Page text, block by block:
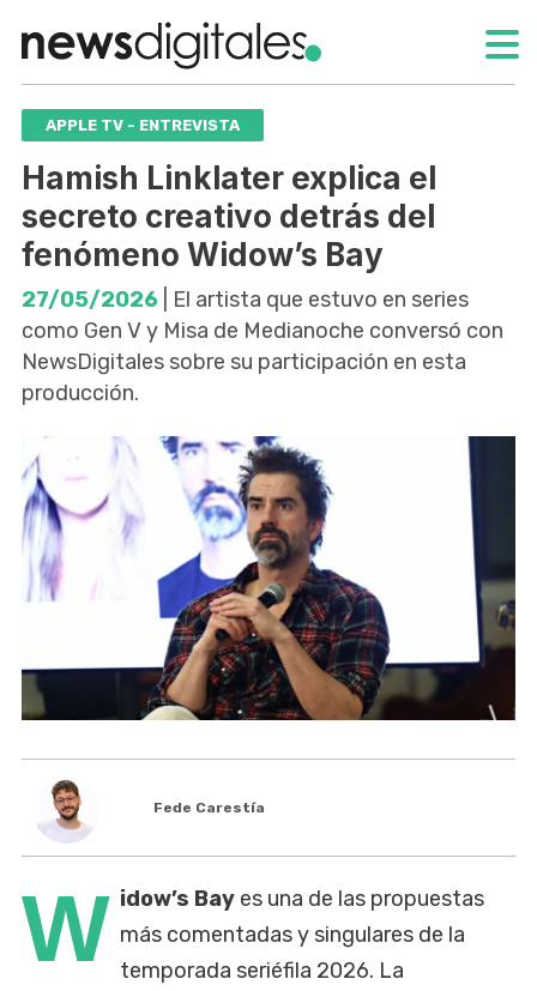
APPLE TV - ENTREVISTA
Hamish Linklater explica el
secreto creativo detrás del
fenómeno Widow’s Bay
27/05/2026 | El artista que estuvo en series
como Gen V y Misa de Medianoche conversó con
NewsDigitales sobre su participación en esta
producción.
Fede Carestía
W idow’s Bay es una de las propuestas
más comentadas y singulares de la
temporada seriéfila 2026. La